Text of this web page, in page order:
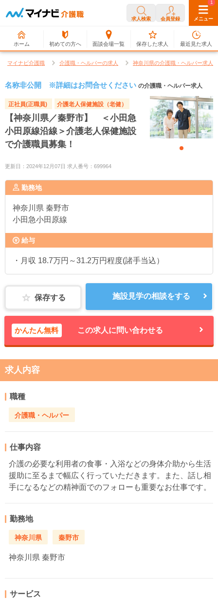
求人検索 会員登録 メニュー
ホーム 初めての方へ 面談会場一覧
0
保存した求人
1
最近見た求人
マイナビ介護職 介護職・ヘルパーの求人 神奈川県の介護職・ヘルパー求人
名称非公開 ※詳細はお問合せください の介護職・ヘルパー求人
正社員(正職員) 介護老人保健施設（老健）
【神奈川県／秦野市】 ＜小田急
小田原線沿線＞介護老人保健施設
で介護職員募集！
更新日：2024年12月07日 求人番号：699964
勤務地
神奈川県 秦野市
小田急小田原線
給与
・月収 18.7万円～31.2万円程度(諸手当込）
保存する 施設見学の相談をする
かんたん無料 この求人に問い合わせる
求人内容
職種
介護職・ヘルパー
仕事内容
介護の必要な利用者の食事・入浴などの身体介助から生活
援助に至るまで幅広く行っていただきます。また、話し相
手になるなどの精神面でのフォローも重要なお仕事です。
勤務地
神奈川県 秦野市
神奈川県 秦野市
サービス